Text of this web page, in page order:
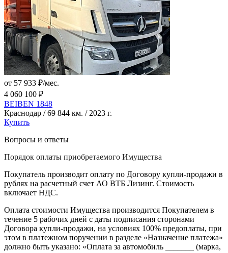
от 57 933 ₽/мес.
4 060 100 ₽
BEIBEN 1848
Краснодар / 69 844 км. / 2023 г.
Купить
Вопросы и ответы
Порядок оплаты приобретаемого Имущества
Покупатель производит оплату по Договору купли-продажи в
рублях на расчетный счет АО ВТБ Лизинг. Стоимость
включает НДС.
Оплата стоимости Имущества производится Покупателем в
течение 5 рабочих дней с даты подписания сторонами
Договора купли-продажи, на условиях 100% предоплаты, при
этом в платежном поручении в разделе «Назначение платежа»
должно быть указано: «Оплата за автомобиль _______ (марка,